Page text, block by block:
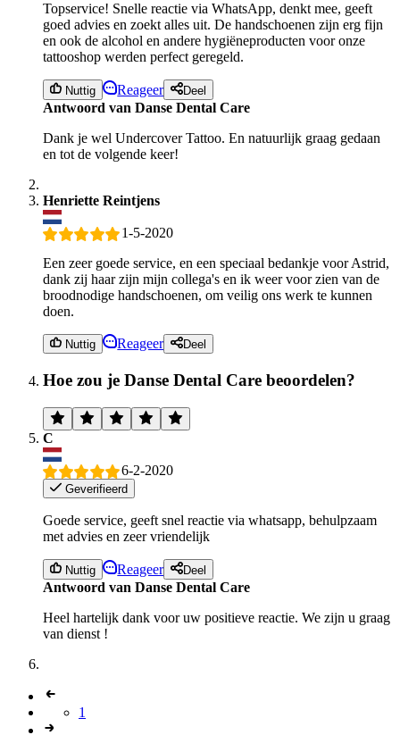
Topservice! Snelle reactie via WhatsApp, denkt mee, geeft
goed advies en zoekt alles uit. De handschoenen zijn erg fijn
en ook de alcohol en andere hygiëneproducten voor onze
tattooshop werden perfect geregeld.
Nuttig Reageer Deel
Antwoord van Danse Dental Care
Dank je wel Undercover Tattoo. En natuurlijk graag gedaan
en tot de volgende keer!
Henriette Reintjens
1-5-2020
Een zeer goede service, en een speciaal bedankje voor Astrid,
dank zij haar zijn mijn collega's en ik weer voor zien van de
broodnodige handschoenen, om veilig ons werk te kunnen
doen.
Nuttig Reageer Deel
Hoe zou je Danse Dental Care beoordelen?
C
6-2-2020
Geverifieerd
Goede service, geeft snel reactie via whatsapp, behulpzaam
met advies en zeer vriendelijk
Nuttig Reageer Deel
Antwoord van Danse Dental Care
Heel hartelijk dank voor uw positieve reactie. We zijn u graag
van dienst !
1